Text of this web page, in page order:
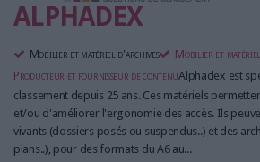
ALPHADEX
Mobilier et matériel d'archives
Mobilier et
Producteur et fournisseur de contenuAlphadex est
classement depuis 25 ans. Ces matériels
et/ou d'améliorer l'ergonomie des accès. Ils
vivants (dossiers posés ou suspendus..) et des
plans..), pour des formats du A6 au...